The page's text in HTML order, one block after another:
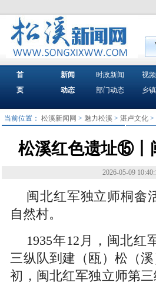
首
页
新闻
动态
时政新闻
部门动态
视
乡
当前位置：松溪新闻网 > 魅力松溪 >湛卢文化 >
松溪红色遗址⑮丨
2026-05-09
闽北红军独立师桐畲
自然村。
1935年12月，闽北
三纵队到建（瓯）松（
初，闽北红军独立师第